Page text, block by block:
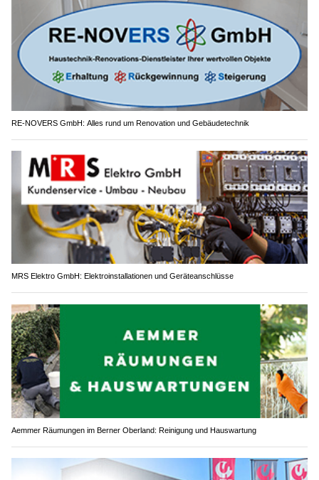
RE-NOVERS GmbH: Alles rund um Renovation und Gebäudetechnik
MRS Elektro GmbH: Elektroinstallationen und Geräteanschlüsse
Aemmer Räumungen im Berner Oberland: Reinigung und Hauswartung